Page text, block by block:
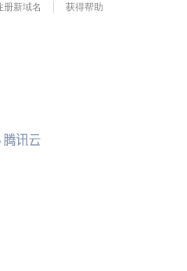
册新域名 获得帮助